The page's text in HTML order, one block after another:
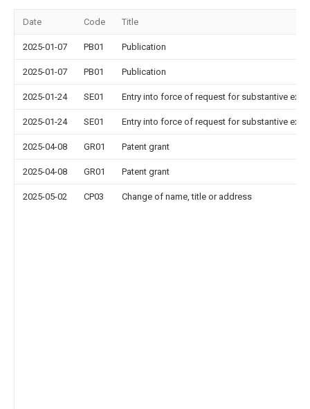
Date Code Title
2025-01-07 PB01 Publication
2025-01-07 PB01 Publication
2025-01-24 SE01 Entry into force of request for substantive
2025-01-24 SE01 Entry into force of request for substantive
2025-04-08 GR01 Patent grant
2025-04-08 GR01 Patent grant
2025-05-02 CP03 Change of name, title or address